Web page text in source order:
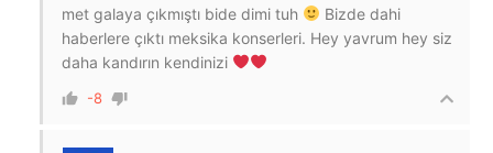
met galaya çıkmıştı bide dimi tuh
Bizde dahi
haberlere çıktı meksika konserleri. Hey yavrum hey siz
daha kandırın kendinizi
-8